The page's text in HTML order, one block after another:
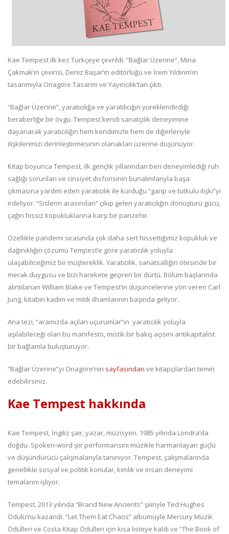
Kae Tempest ilk kez Türkçeye çevrildi. “Bağlar Üzerine”, Mina
Çakmak’ın çevirisi, Deniz Başar’ın editörlüğü ve İrem Yıldırım’ın
tasarımıyla Onagöre Tasarım ve Yayıncılık’tan çıktı.
“Bağlar Üzerine”, yaratıcılığa ve yaratılıcığın yüreklendirdiği
beraberliğe bir övgü. Tempest kendi sanatçılık deneyimine
dayanarak yaratıcılığın hem kendimizle hem de diğerleriyle
ilişkilerimizi derinleştirmesinin olanakları üzerine düşünüyor.
Kitap boyunca Tempest, ilk gençlik yıllarından beri deneyimlediği ruh
sağlığı sorunları ve cinsiyet disforisinin bunalımlarıyla başa
çıkmasına yardım eden yaratıcılık ile kurduğu “garip ve tutkulu ilişki”yi
irdeliyor. “Sislerin arasından” çıkıp gelen yaratıcılığın dönüştürü gücü,
çağın hissiz kopukluklarına karşı bir panzehir.
Özellikle pandemi sırasında çok daha sert hissettiğimiz kopukluk ve
dağınıklığın çözümü Tempest’e göre yaratıcılık yoluyla
ulaşabiliceğimiz bir müştereklik. Yaratıcılık, sanatsallığın ötesinde bir
merak duygusu ve bizi harekete geçiren bir dürtü. Bölüm başlarında
alıntılanan William Blake ve Tempest’in düşüncelerine yön veren Carl
Jung, kitabın kadim ve mitik ilhamlarının başında geliyor.
Ana tezi, “aramızda açılan uçurumlar”ın yaratıcılık yoluyla
aşılabileceği olan bu manifesto, mistik bir bakış açısını antikapitalist
bir bağlamla buluşturuyor.
“Bağlar Üzerine”yi Onagöre’nin sayfasından ve kitapçılardan temin
edebilirsiniz.
Kae Tempest hakkında
Kae Tempest, İngiliz şair, yazar, müzisyen. 1985 yılında Londra’da
doğdu. Spoken-word şiir performansını müzikle harmanlayan güçlü
ve düşündürücü çalışmalarıyla tanınıyor. Tempest, çalışmalarında
genellikle sosyal ve politik konular, kimlik ve insan deneyimi
temalarını işliyor.
Tempest, 2013 yılında “Brand New Ancients” şiiiriyle Ted Hughes
Ödülü’nü kazandı. “Let Them Eat Chaos” albümüyle Mercury Müzik
Ödülleri ve Costa Kitap Ödülleri için kısa listeye kaldı ve “The Book of